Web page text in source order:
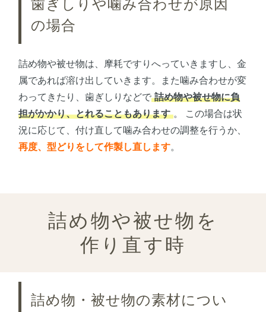
歯ぎしりや噛み合わせが原因
の場合
詰め物や被せ物は、摩耗ですりへっていきますし、金
属であれば溶け出していきます。また噛み合わせが変
わってきたり、歯ぎしりなどで 詰め物や被せ物に負
担がかかり、とれることもあります 。 この場合は状
況に応じて、付け直して噛み合わせの調整を行うか、
再度、型どりをして作製し直します。
詰め物や被せ物を
作り直す時
詰め物・被せ物の素材につい